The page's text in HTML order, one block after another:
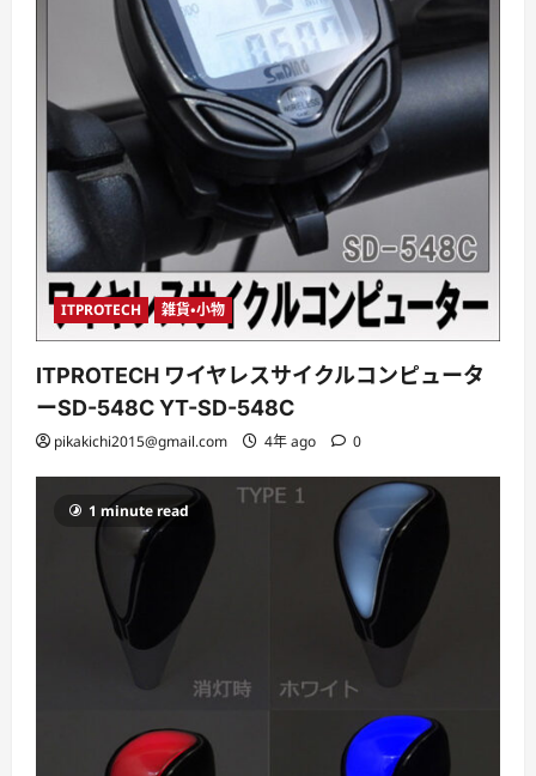
ITPROTECH 雑貨・小物
ITPROTECH ワイヤレスサイクルコンピュータ
ーSD-548C YT-SD-548C
pikakichi2015@gmail.com 4年 ago 0
1 minute read